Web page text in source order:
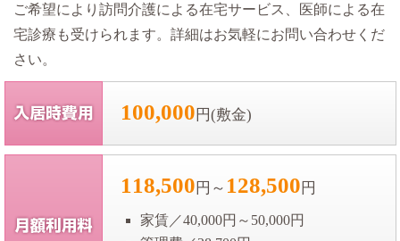
ご希望により訪問介護による在宅サービス、医師による在
宅診療も受けられます。詳細はお気軽にお問い合わせくだ
さい。
100,000 円(敷金)
118,500 円～ 128,500 円
家賃／40,000円～50,000円